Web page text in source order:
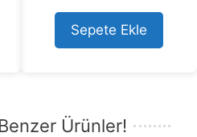
t
o
f
5
Sepete Ekle
Ürünler!